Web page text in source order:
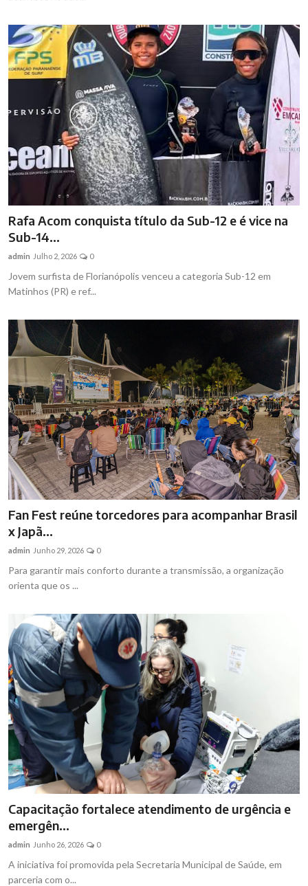
Rafa Acom conquista título da Sub-12 e é vice na
Sub-14...
admin Julho 2, 2026 0
Jovem surfista de Florianópolis venceu a categoria Sub-12 em
Matinhos (PR) e ref...
Fan Fest reúne torcedores para acompanhar Brasil
x Japã...
admin Junho 29, 2026 0
Para garantir mais conforto durante a transmissão, a organização
orienta que os ...
Capacitação fortalece atendimento de urgência e
emergên...
admin Junho 26, 2026 0
A iniciativa foi promovida pela Secretaria Municipal de Saúde, em
parceria com o...